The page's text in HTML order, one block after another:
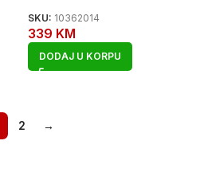
SKU: 10362014
339 KM
DODAJ U KORPU
2 →